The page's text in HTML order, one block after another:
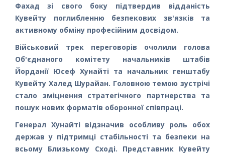
Фахад зі свого боку підтвердив відданість
Кувейту поглибленню безпекових зв'язків та
активному обміну професійним досвідом.
Військовий трек переговорів очолили голова
Об'єднаного комітету начальників штабів
Йорданії Юсеф Хунайті та начальник генштабу
Кувейту Халед Шурайан. Головною темою зустрічі
стало зміцнення стратегічного партнерства та
пошук нових форматів оборонної співпраці.
Генерал Хунайті відзначив особливу роль обох
держав у підтримці стабільності та безпеки на
всьому Близькому Сході. Представник Кувейту